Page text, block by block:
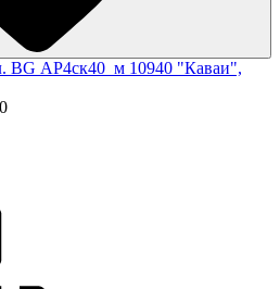
BG АР4ск40_м 10940 "Каваи",